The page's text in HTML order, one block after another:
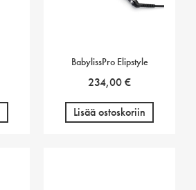
BabylissPro Elipstyle
234,00€
Lisää ostoskoriin